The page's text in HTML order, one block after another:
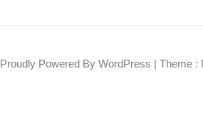
Proudly Powered By WordPress | Theme :